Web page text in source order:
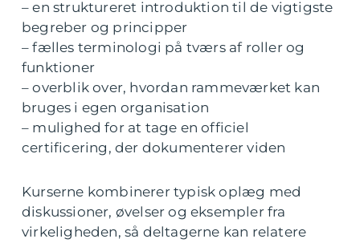
– en struktureret introduktion til de vigtigste
begreber og principper
– fælles terminologi på tværs af roller og
funktioner
– overblik over, hvordan rammeværket kan
bruges i egen organisation
– mulighed for at tage en officiel
certificering, der dokumenterer viden
Kurserne kombinerer typisk oplæg med
diskussioner, øvelser og eksempler fra
virkeligheden, så deltagerne kan relatere